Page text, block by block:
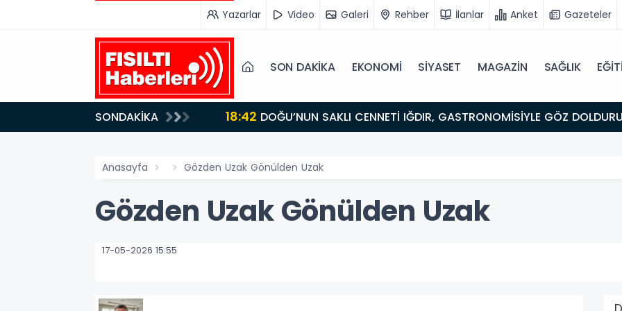
Yazarlar Video Galeri Rehber İlanlar Anket Gazeteler
SON DAKİKA EKONOMİ SİYASET MAGAZİN SAĞLIK
SONDAKİKA 18:42
KÜLTÜRÜNÜN BULUŞMA NOKTASI
Anasayfa Gözden Uzak Gönülden Uzak
Gözden Uzak Gönülden Uzak
17-05-2026 15:55